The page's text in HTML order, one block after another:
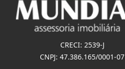
CRECI: 2539-J
CNPJ: 47.386.165/0001-07